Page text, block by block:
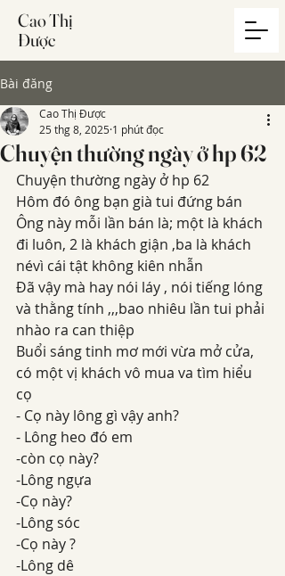
Cao Thị
Được
Bài đăng
Chuyện thường ngày ở hp 62
Cao Thị Được
25 thg 8, 2025 1 phút đọc
Chuyện thường ngày ở hp 62
Hôm đó ông bạn già tui đứng bán
Ông này mỗi lần bán là; một là khách
đi luôn, 2 là khách giận ,ba là khách
névì cái tật không kiên nhẫn
Đã vậy mà hay nói láy , nói tiếng lóng
và thằng tính ,,,bao nhiêu lần tui phải
nhào ra can thiệp
Buổi sáng tinh mơ mới vừa mở cửa,
có một vị khách vô mua va tìm hiểu
cọ
- Cọ này lông gì vậy anh?
- Lông heo đó em
-còn cọ này?
-Lông ngựa
-Cọ này?
-Lông sóc
-Cọ này ?
-Lông dê